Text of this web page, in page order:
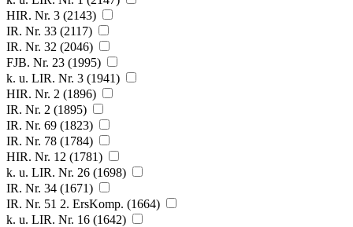
HIR. Nr. 3 (2143)
IR. Nr. 33 (2117)
IR. Nr. 32 (2046)
FJB. Nr. 23 (1995)
k. u. LIR. Nr. 3 (1941)
HIR. Nr. 2 (1896)
IR. Nr. 2 (1895)
IR. Nr. 69 (1823)
IR. Nr. 78 (1784)
HIR. Nr. 12 (1781)
k. u. LIR. Nr. 26 (1698)
IR. Nr. 34 (1671)
IR. Nr. 51 2. ErsKomp. (1664)
k. u. LIR. Nr. 16 (1642)